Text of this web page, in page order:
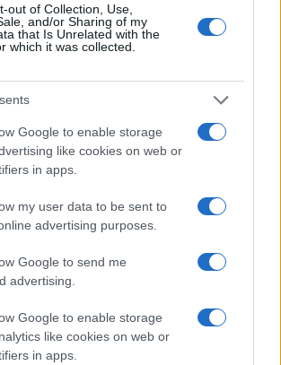
out of Collection, Use,
and/or Sharing of my
that Is Unrelated with the
which it was collected.
Google to enable storage
like cookies on web or
in apps.
my user data to be sent to
advertising purposes.
Google to send me
advertising.
Google to enable storage
like cookies on web or
in apps.